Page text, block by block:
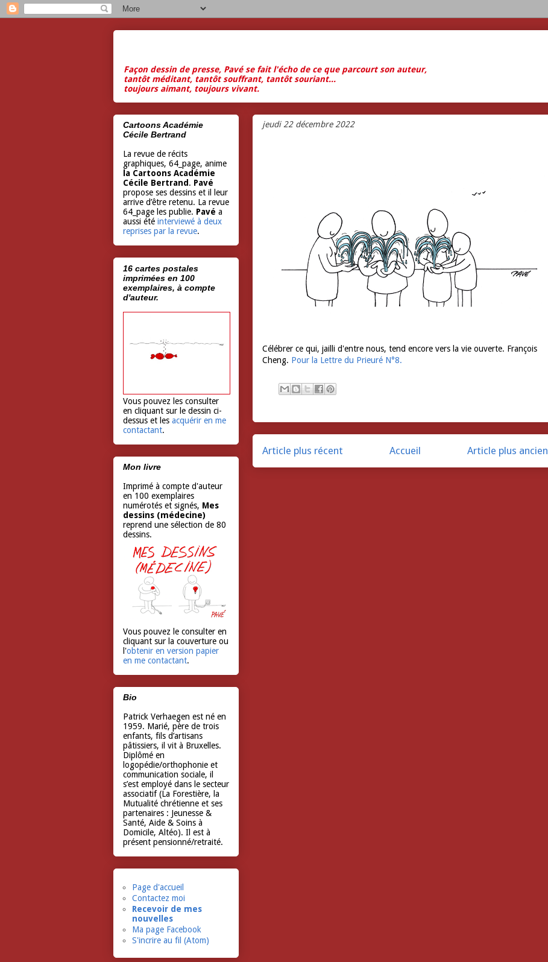
Façon dessin de presse, Pavé se fait l'écho de ce que parcourt son auteur,
tantôt méditant, tantôt souffrant, tantôt souriant...
toujours aimant, toujours vivant.
jeudi 22 décembre 2022
Célébrer ce qui, jailli d'entre nous, tend encore vers la vie ouverte. François
Cheng. Pour la Lettre du Prieuré N°8.
Article plus récent Article plus ancien
Accueil
Cartoons Académie
Cécile Bertrand
La revue de récits
graphiques, 64_page, anime
la Cartoons Académie
Cécile Bertrand. Pavé
propose ses dessins et il leur
arrive d’être retenu. La revue
64_page les publie. Pavé a
aussi été interviewé à deux
reprises par la revue.
16 cartes postales
imprimées en 100
exemplaires, à compte
d'auteur.
Vous pouvez les consulter
en cliquant sur le dessin ci-
dessus et les acquérir en me
contactant.
Mon livre
Imprimé à compte d'auteur
en 100 exemplaires
numérotés et signés, Mes
dessins (médecine)
reprend une sélection de 80
dessins.
Vous pouvez le consulter en
cliquant sur la couverture ou
l'obtenir en version papier
en me contactant.
Bio
Patrick Verhaegen est né en
1959. Marié, père de trois
enfants, fils d’artisans
pâtissiers, il vit à Bruxelles.
Diplômé en
logopédie/orthophonie et
communication sociale, il
s’est employé dans le secteur
associatif (La Forestière, la
Mutualité chrétienne et ses
partenaires : Jeunesse &
Santé, Aide & Soins à
Domicile, Altéo). Il est à
présent pensionné/retraité.
Page d'accueil
Contactez moi
Recevoir de mes
nouvelles
Ma page Facebook
S'incrire au fil (Atom)